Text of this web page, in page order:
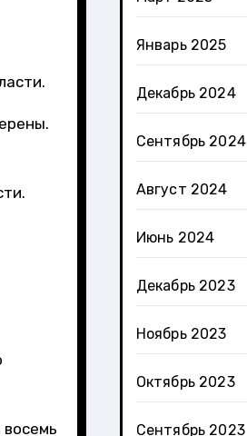
Январь 2025
Декабрь 2024
Сентябрь 2024
Август 2024
Июнь 2024
Декабрь 2023
Ноябрь 2023
Октябрь 2023
Сентябрь 2023